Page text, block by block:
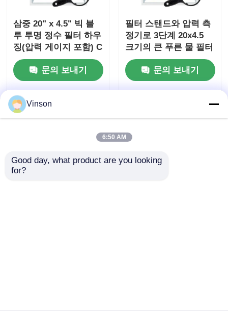
삼중 20" x 4.5" 빅 블
루 투명 정수 필터 하우
징(압력 게이지 포함) C
-C -C
문의 보내기
필터 스탠드와 압력 측
정기로 3단계 20x4.5
크기의 큰 푸른 물 필터
하우징
문의 보내기
Vinson
6:50 AM
Good day, what product are you looking
for?